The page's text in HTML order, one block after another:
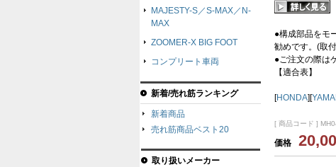
●構成部品をモ
勧めです。(取
●ご注文の際は
【適合表】
[HONDA][
[ 商品コード ]
価格
MAJESTY-S／S-MAX／N-
MAX
ZOOMER-X BIG FOOT
コンプリート車両
新着/売れ筋ランキング
新着商品
売れ筋商品ベスト20
取り扱いメーカー